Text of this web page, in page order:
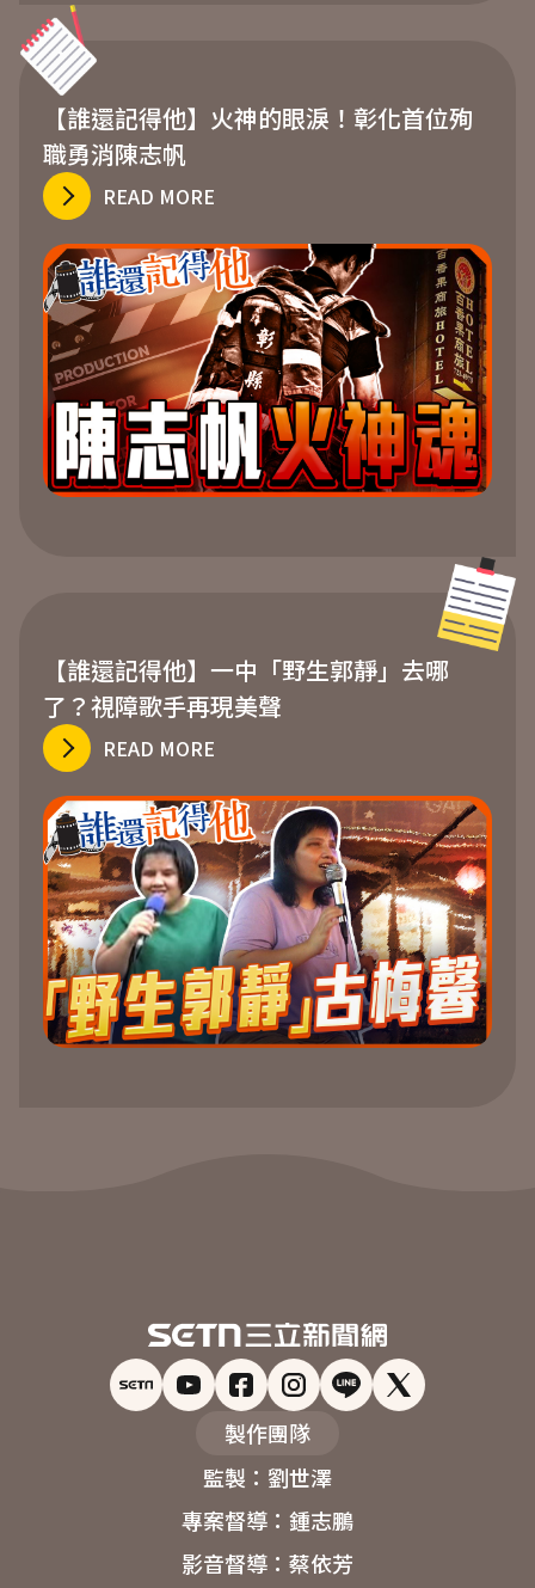
【誰還記得他】火神的眼淚！彰化首位殉
職勇消陳志帆
READ MORE
【誰還記得他】一中「野生郭靜」去哪
了？視障歌手再現美聲
READ MORE
製作團隊
監製：劉世澤
專案督導：鍾志鵬
影音督導：蔡依芳